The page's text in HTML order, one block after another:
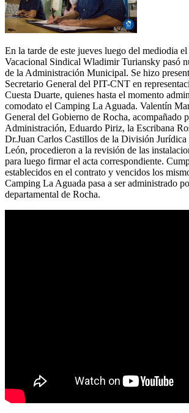
En la tarde de este jueves luego del mediodia
Vacacional Sindical Wladimir Turiansky pasó
de la Administración Municipal. Se hizo
Secretario General del PIT-CNT en
Cuesta Duarte, quienes hasta el momento
comodato el Camping La Aguada. Valentín
General del Gobierno de Rocha, acompañado
Administración, Eduardo Piriz, la Escribana
Dr.Juan Carlos Castillos de la División
León, procedieron a la revisión de las
para luego firmar el acta correspondiente.
establecidos en el contrato y vencidos los
Camping La Aguada pasa a ser administrado
departamental de Rocha.